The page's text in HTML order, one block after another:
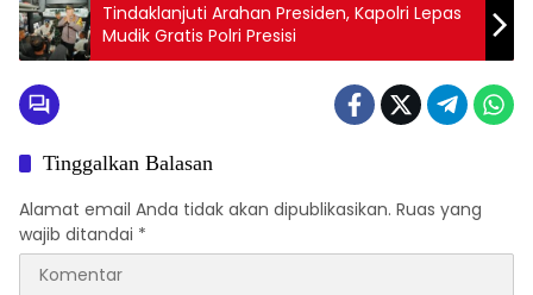
Tindaklanjuti Arahan Presiden, Kapolri Lepas
Mudik Gratis Polri Presisi
Tinggalkan Balasan
Alamat email Anda tidak akan dipublikasikan. Ruas yang
wajib ditandai *